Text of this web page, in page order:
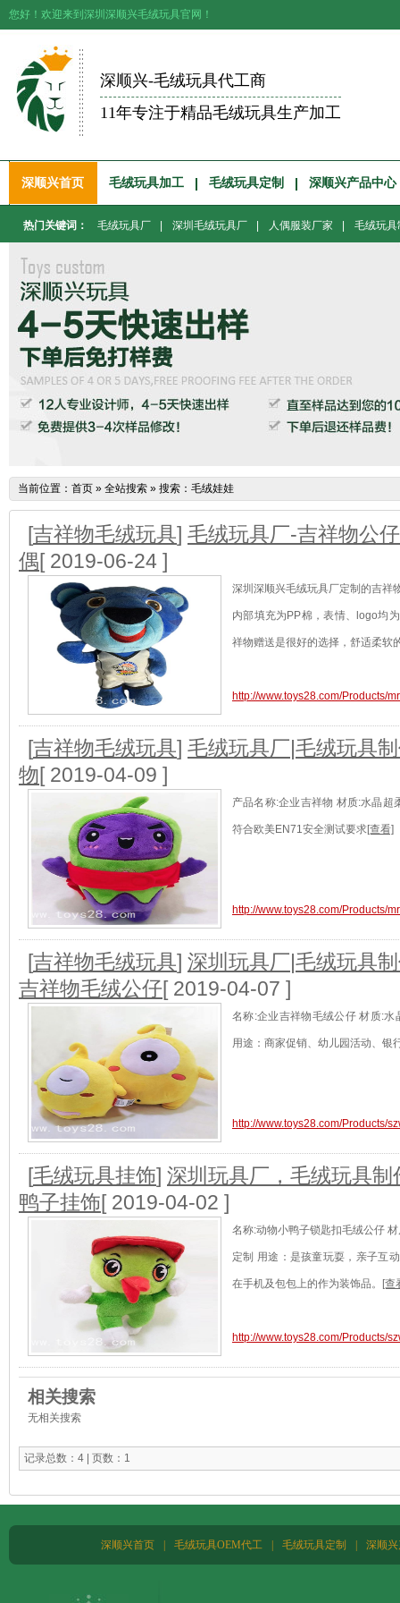
您好！欢迎来到深圳深顺兴毛绒玩具官网！
深顺兴-毛绒玩具代工商
11年专注于精品毛绒玩具生产加工
深顺兴首页 毛绒玩具加工 毛绒玩具定制 深顺兴产品中心
热门关键词： 毛绒玩具厂 深圳毛绒玩具厂 人偶服装厂家 毛绒玩具
当前位置： 首页 » 全站搜索 » 搜索：毛绒娃娃
[吉祥物毛绒玩具] 毛绒玩具厂-吉祥物公
偶[ 2019-06-24 ]
深圳深顺兴毛绒玩具厂定制的吉祥
内部填充为PP棉，表情、logo均
祥物赠送是很好的选择，舒适柔软
http://www.toys28.com/Products/
[吉祥物毛绒玩具] 毛绒玩具厂|毛绒玩具
物[ 2019-04-09 ]
产品名称:企业吉祥物 材质:水晶超
符合欧美EN71安全测试要求[查看]
http://www.toys28.com/Products/
[吉祥物毛绒玩具] 深圳玩具厂|毛绒玩具
吉祥物毛绒公仔[ 2019-04-07 ]
名称:企业吉祥物毛绒公仔 材质:
用途：商家促销、幼儿园活动、银
http://www.toys28.com/Products/
[毛绒玩具挂饰] 深圳玩具厂，毛绒玩具制
鸭子挂饰[ 2019-04-02 ]
名称:动物小鸭子锁匙扣毛绒公仔
定制 用途：是孩童玩耍，亲子互
在手机及包包上的作为装饰品。 [查
http://www.toys28.com/Products/
相关搜索
无相关搜索
记录总数：4 | 页数：1
深顺兴首页 毛绒玩具OEM代工 毛绒玩具定制 深顺